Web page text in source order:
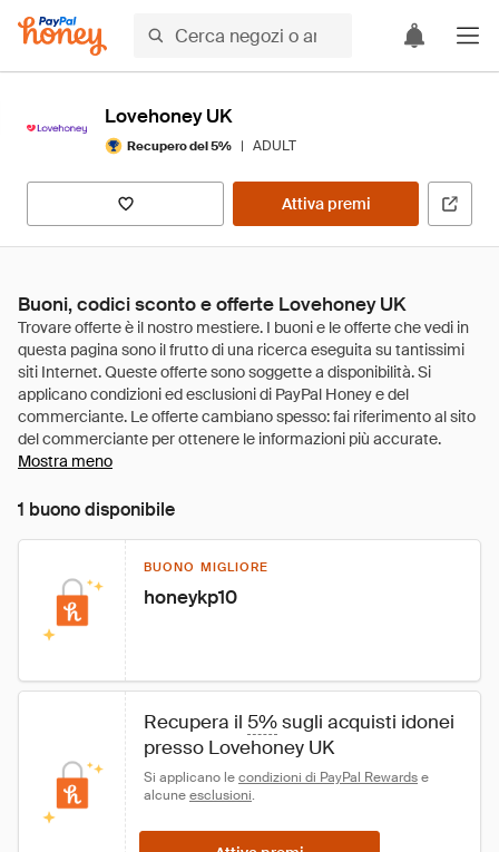
Lovehoney UK
Recupero del 5% | ADULT
Attiva premi
Buoni, codici sconto e offerte Lovehoney UK
Mostra meno
1 buono disponibile
BUONO MIGLIORE
honeykp10
Recupera il 5% sugli acquisti idonei
presso Lovehoney UK
Si applicano le condizioni di PayPal Rewards e
alcune esclusioni.